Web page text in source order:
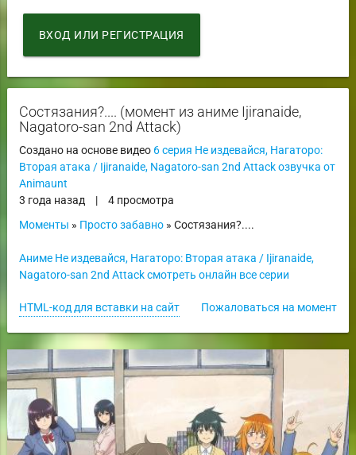
ВХОД ИЛИ РЕГИСТРАЦИЯ
Состязания?.... (момент из аниме Ijiranaide,
Nagatoro-san 2nd Attack)
Создано на основе видео 6 серия Не издевайся, Нагаторо:
Вторая атака / Ijiranaide, Nagatoro-san 2nd Attack озвучка от
Animaunt
3 года назад
|
4 просмотра
Моменты » Просто забавно» Состязания?....
Аниме Не издевайся, Нагаторо: Вторая атака / Ijiranaide,
Nagatoro-san 2nd Attack смотреть онлайн все серии
Пожаловаться на момент
HTML-код для вставки на сайт